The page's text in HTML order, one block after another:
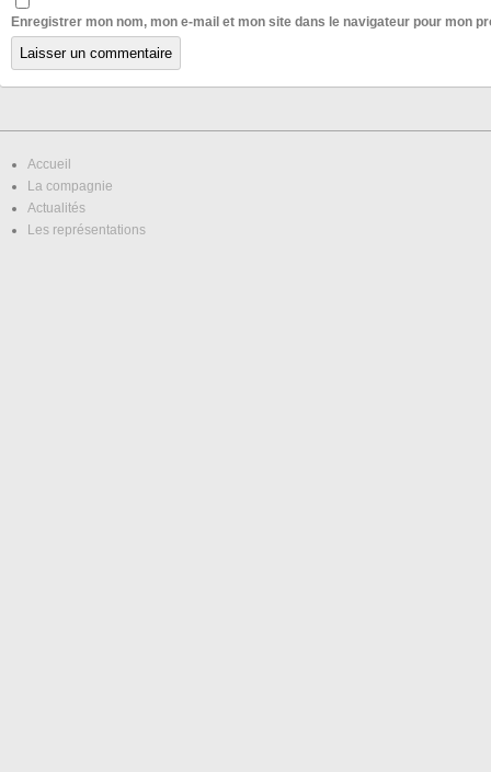
Enregistrer mon nom, mon e-mail et mon site dans le navigateur pour mon
Accueil
La compagnie
Actualités
Les représentations